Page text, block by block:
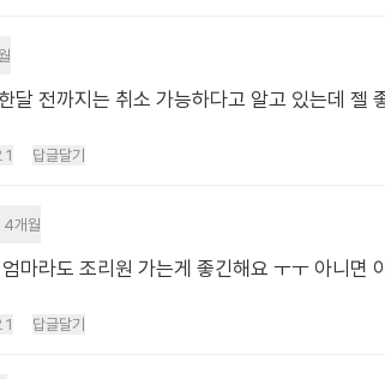
달 전까지는 취소 가능하다고 알고 있는데 젤
1 답글달기
4개월
1 답글달기